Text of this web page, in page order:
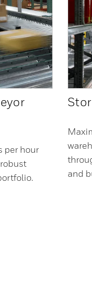
per hour
and